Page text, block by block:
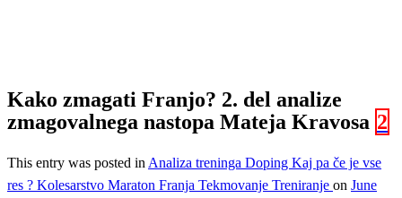
Kako zmagati Franjo? 2. del analize
zmagovalnega nastopa Mateja Kravosa 2
This entry was posted in Analiza treninga Doping Kaj pa če je vse
res ? Kolesarstvo Maraton Franja Tekmovanje Treniranje on June